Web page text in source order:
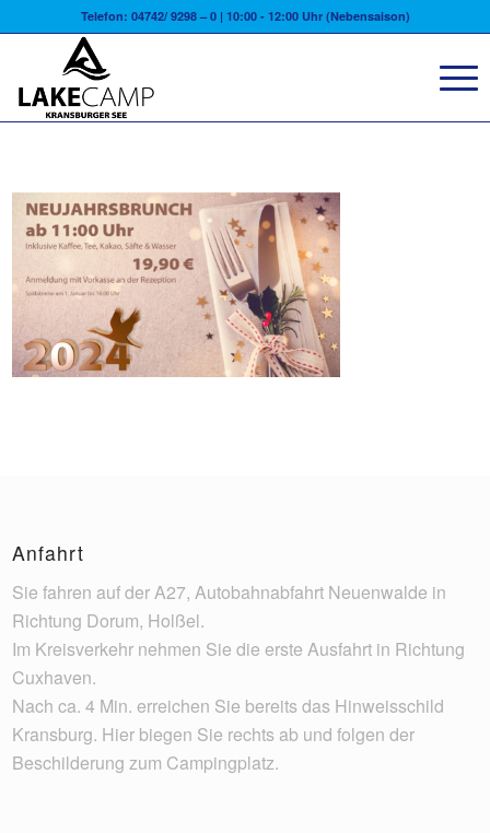
Telefon: 04742/ 9298 – 0 | 10:00 - 12:00 Uhr (Nebensaison)
Anfahrt
Sie fahren auf der A27, Autobahnabfahrt Neuenwalde in
Richtung Dorum, Holßel.
Im Kreisverkehr nehmen Sie die erste Ausfahrt in Richtung
Cuxhaven.
Nach ca. 4 Min. erreichen Sie bereits das Hinweisschild
Kransburg. Hier biegen Sie rechts ab und folgen der
Beschilderung zum Campingplatz.